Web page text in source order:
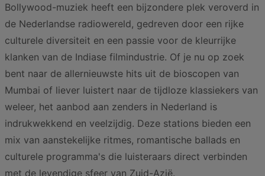
Bollywood-muziek heeft een bijzondere plek veroverd in
de Nederlandse radiowereld, gedreven door een rijke
culturele diversiteit en een passie voor de kleurrijke
klanken van de Indiase filmindustrie. Of je nu op zoek
bent naar de allernieuwste hits uit de bioscopen van
Mumbai of liever luistert naar de tijdloze klassiekers van
weleer, het aanbod aan zenders in Nederland is
indrukwekkend en veelzijdig. Deze stations bieden een
mix van aanstekelijke ritmes, romantische ballads en
culturele programma's die luisteraars direct verbinden
met de levendige sfeer van Zuid-Azië.